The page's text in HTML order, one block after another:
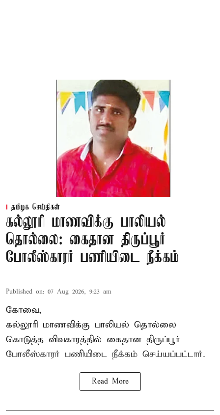
தமிழக செய்திகள்
கல்லூரி மாணவிக்கு பாலியல்
தொல்லை: கைதான திருப்பூர்
போலீஸ்காரர் பணியிடை நீக்கம்
Published on: 07 Aug 2026, 9:23 am
கோவை,
கல்லூரி மாணவிக்கு பாலியல் தொல்லை
கொடுத்த விவகாரத்தில் கைதான திருப்பூர்
போலீஸ்காரர் பணியிடை நீக்கம் செய்யப்பட்டார்.
Read More